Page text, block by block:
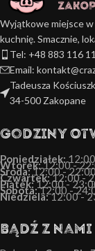
Wyjątkowe miejsce
kuchnię. Smacznie,
Tel: +48 883 116
Email:
Tadeusza
34-500 Zakopane
Godziny
Poniedziałek:
Wtorek:12:00 -
Środa:12:00 -
Czwartek:12:00 -
Piątek:12:00 -
Sobota:12:00 -
Niedziela:12:00 -
Bądź z nami